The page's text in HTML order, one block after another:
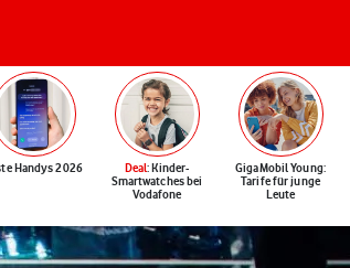
Handys 2026 Deal: Kinder-
Smartwatches bei
Vodafone
GigaMobil Young:
Tarife für junge
Leute